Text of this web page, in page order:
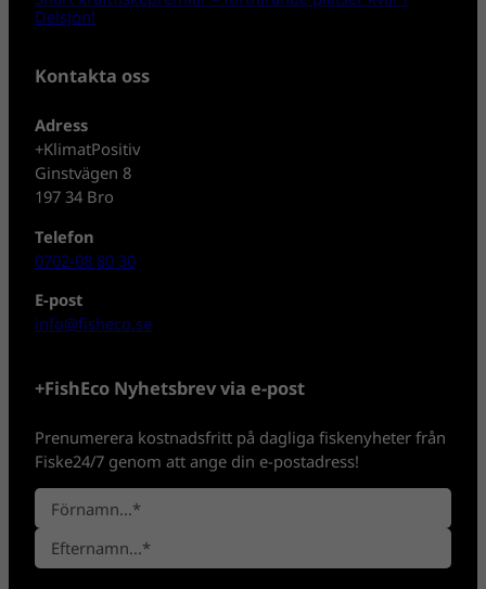
Delsjön!
Kontakta oss
Adress
+KlimatPositiv
Ginstvägen 8
197 34 Bro
Telefon
0702-08 80 30
E-post
info@fisheco.se
+FishEco Nyhetsbrev via e-post
Prenumerera kostnadsfritt på dagliga fiskenyheter från
Fiske24/7 genom att ange din e-postadress!
N
a
n
F
ö